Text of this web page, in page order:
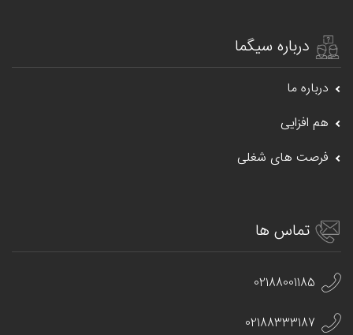
درباره سیگما
درباره ما
هم افزایی
فرصت های شغلی
تماس ها
02188001185
02188333187